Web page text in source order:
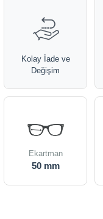
Kolay İade ve
Değişim
Ekartman
50 mm